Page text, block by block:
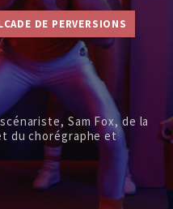
DE PERVERSIONS
Sam Fox, de la
du chorégraphe et